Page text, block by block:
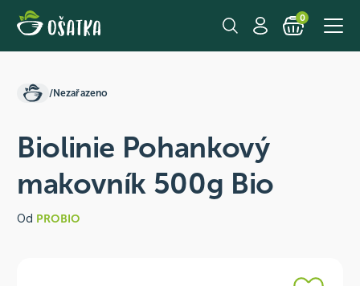
0
/Nezařazeno
Biolinie Pohankový
makovník 500g Bio
Od PROBIO